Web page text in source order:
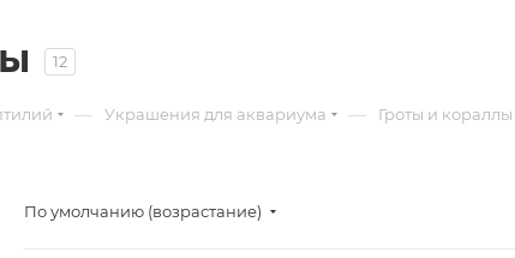
12
— Украшения для аквариума — Гроты и кораллы
По умолчанию (возрастание)